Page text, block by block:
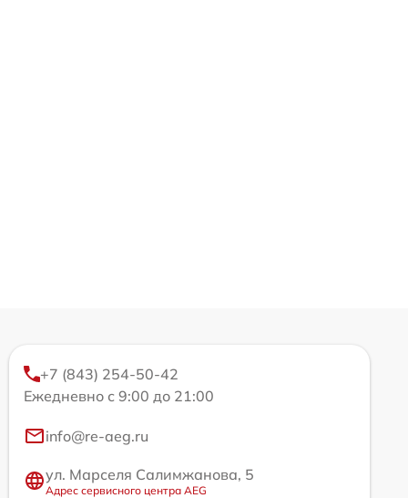
+7 (843) 254-50-42
Ежедневно с 9:00 до 21:00
info@re-aeg.ru
ул. Марселя Салимжанова, 5
Адрес сервисного центра AEG